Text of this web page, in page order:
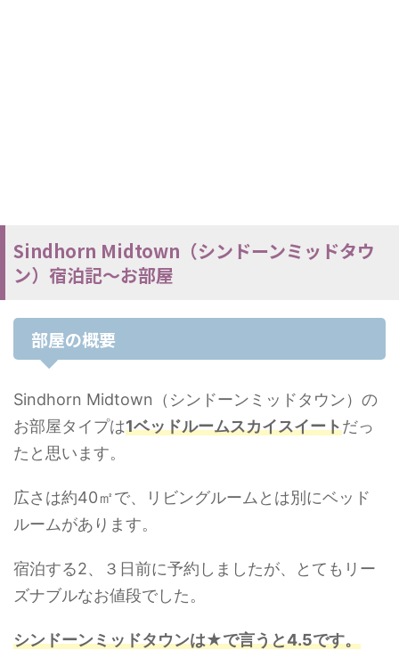
Sindhorn Midtown（シンドーンミッドタウ
ン）宿泊記～お部屋
部屋の概要
Sindhorn Midtown（シンドーンミッドタウン）の
お部屋タイプは1ベッドルームスカイスイートだっ
たと思います。
広さは約40㎡で、リビングルームとは別にベッド
ルームがあります。
宿泊する2、３日前に予約しましたが、とてもリー
ズナブルなお値段でした。
シンドーンミッドタウンは★で言うと4.5です。